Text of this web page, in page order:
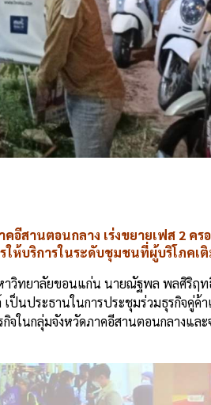
สานตอนกลาง เร่งขยายเฟส 2 คร
ห้บริการในระดับชุมชนที่ผู้บริโภคเ
าวิทยาลัยขอนแก่น นายณัฐพล พลศิริฤ
นประธานในการประชุมร่วมธุรกิจคู่ค้
ในกลุ่มจังหวัดภาคอีสานตอนกลางและ